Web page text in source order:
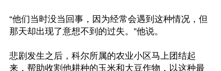
“他们当时没当回事，因为经常会遇到这种情况，但
那天却出现了意想不到的过失。”他说。
悲剧发生之后，科尔所属的农业小区马上团结起
来，帮助收割他耕种的玉米和大豆作物，以这种最